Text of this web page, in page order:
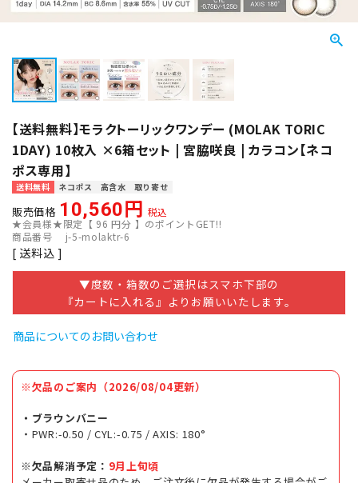
【送料無料】モラクトーリックワンデー (MOLAK TORIC
1DAY) 10枚入 ×6箱セット | 宮脇咲良 | カラコン【ネコ
ポス専用】
送料無料 ネコポス 高含水 取り寄せ
販売価格 10,560
税込
★会員様★限定【 96 円分 】のポイントGET!!
商品番号
j-5-molaktr-6
送料込
▼度数・箱数のご選択はスマホ下部の
『カートに入れる』よりお願いいたします。
商品についてのお問い合わせ
※欠品のご案内（2026/08/04更新）
・ブラウンバニー
・PWR:-0.50 / CYL:-0.75 / AXIS: 180°
※欠品解消予定： 9月上旬頃